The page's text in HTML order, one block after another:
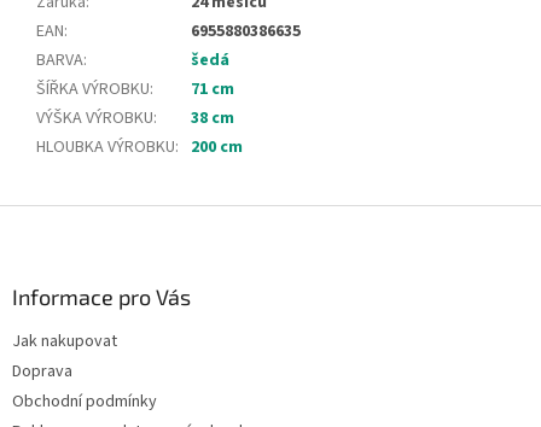
EAN:
6955880386635
BARVA:
šedá
ŠÍŘKA VÝROBKU:
71 cm
VÝŠKA VÝROBKU:
38 cm
HLOUBKA VÝROBKU: 200 cm
Informace pro Vás
Jak nakupovat
Doprava
Obchodní podmínky